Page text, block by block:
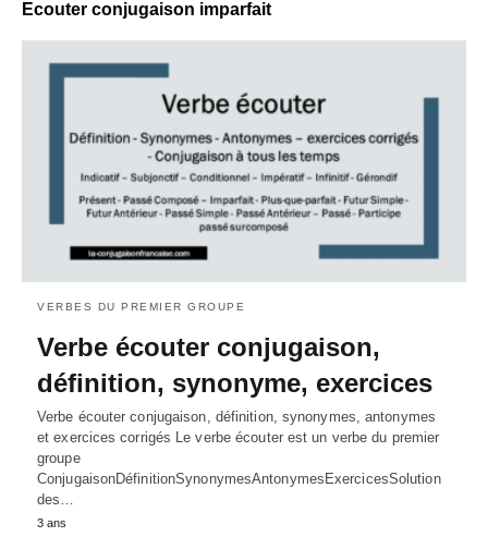
Ecouter conjugaison imparfait
VERBES DU PREMIER GROUPE
Verbe écouter conjugaison,
définition, synonyme, exercices
Verbe écouter conjugaison, définition, synonymes, antonymes
et exercices corrigés Le verbe écouter est un verbe du premier
groupe
ConjugaisonDéfinitionSynonymesAntonymesExercicesSolution
des…
3 ans